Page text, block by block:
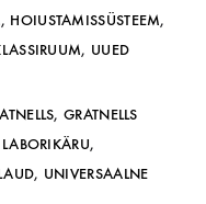
, HOIUSTAMISSÜSTEEM,
, UUED
,GRATNELLS
LABORIKÄRU,
, UNIVERSAALNE